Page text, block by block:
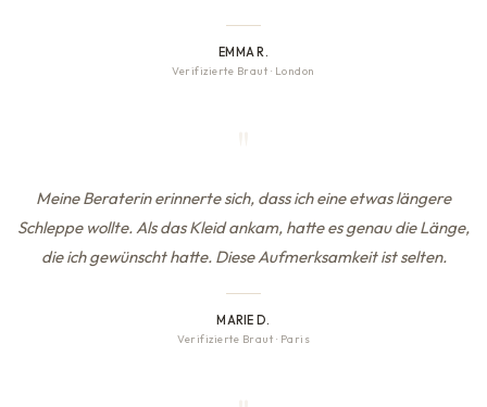
EMMA R.
Verifizierte Braut · London
Meine Beraterin erinnerte sich, dass ich eine etwas längere
Schleppe wollte. Als das Kleid ankam, hatte es genau die Länge,
die ich gewünscht hatte. Diese Aufmerksamkeit ist selten.
MARIE D.
Verifizierte Braut · Paris